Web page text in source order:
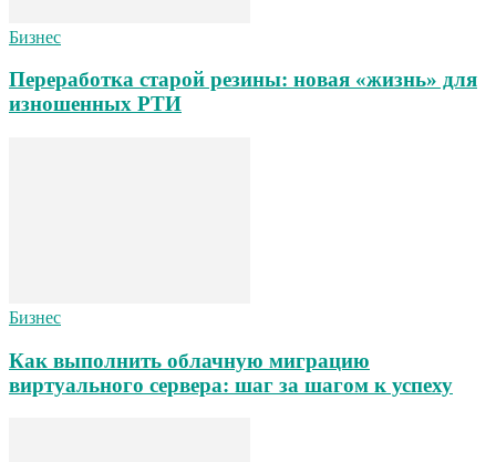
Бизнес
Переработка старой резины: новая «жизнь» для
изношенных РТИ
Бизнес
Как выполнить облачную миграцию
виртуального сервера: шаг за шагом к успеху